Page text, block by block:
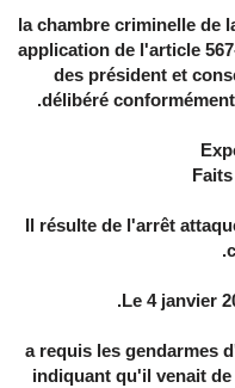
la chambre criminelle de
application de l'article
des président et
délibéré
1. Il résulte de l'arrêt
a requis les gendarmes
indiquant qu'il venait